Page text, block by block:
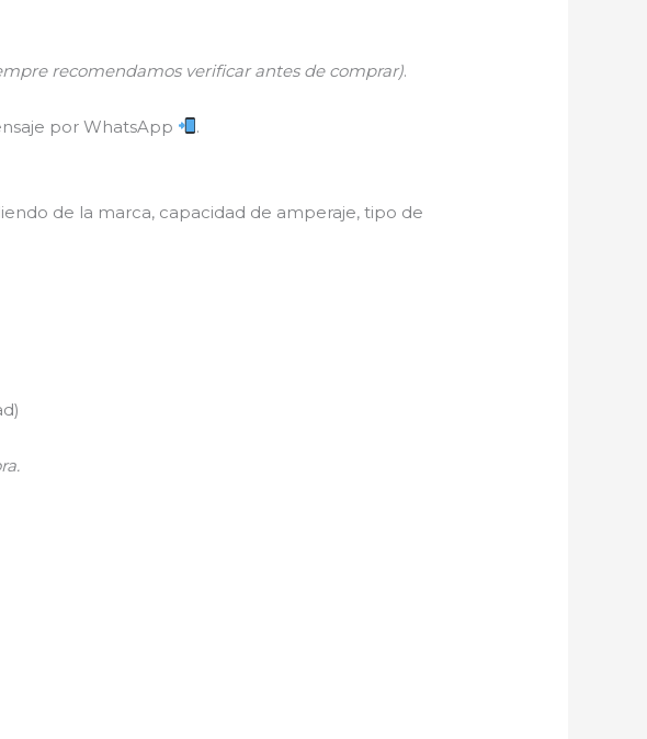
recomendamos verificar antes de comprar).
por WhatsApp .
de la marca, capacidad de amperaje, tipo de